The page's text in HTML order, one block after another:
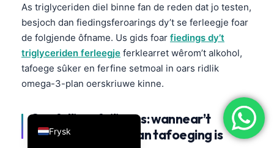
As triglyceriden diel binne fan de reden dat jo testen,
besjoch dan fiedingsferoarings dy’t se ferleegje foar
de folgjende ôfname. Us gids foar fiedings dy’t
triglyceriden ferleegje ferklearret wêrom’t alkohol,
tafoege sûker en ferfine setmoal in oars ridlik
omega-3-plan oerskriuwe kinne.
Oanfollingsfeiligens: wannear’t
fiskoalje gjin gewoan tafoeging is
Frysk
Deutsch
العربية
Français
Italiano